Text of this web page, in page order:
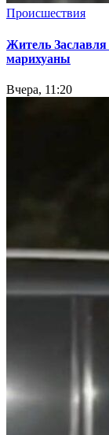
Происшествия
Житель Заславля
марихуаны
Вчера, 11:20